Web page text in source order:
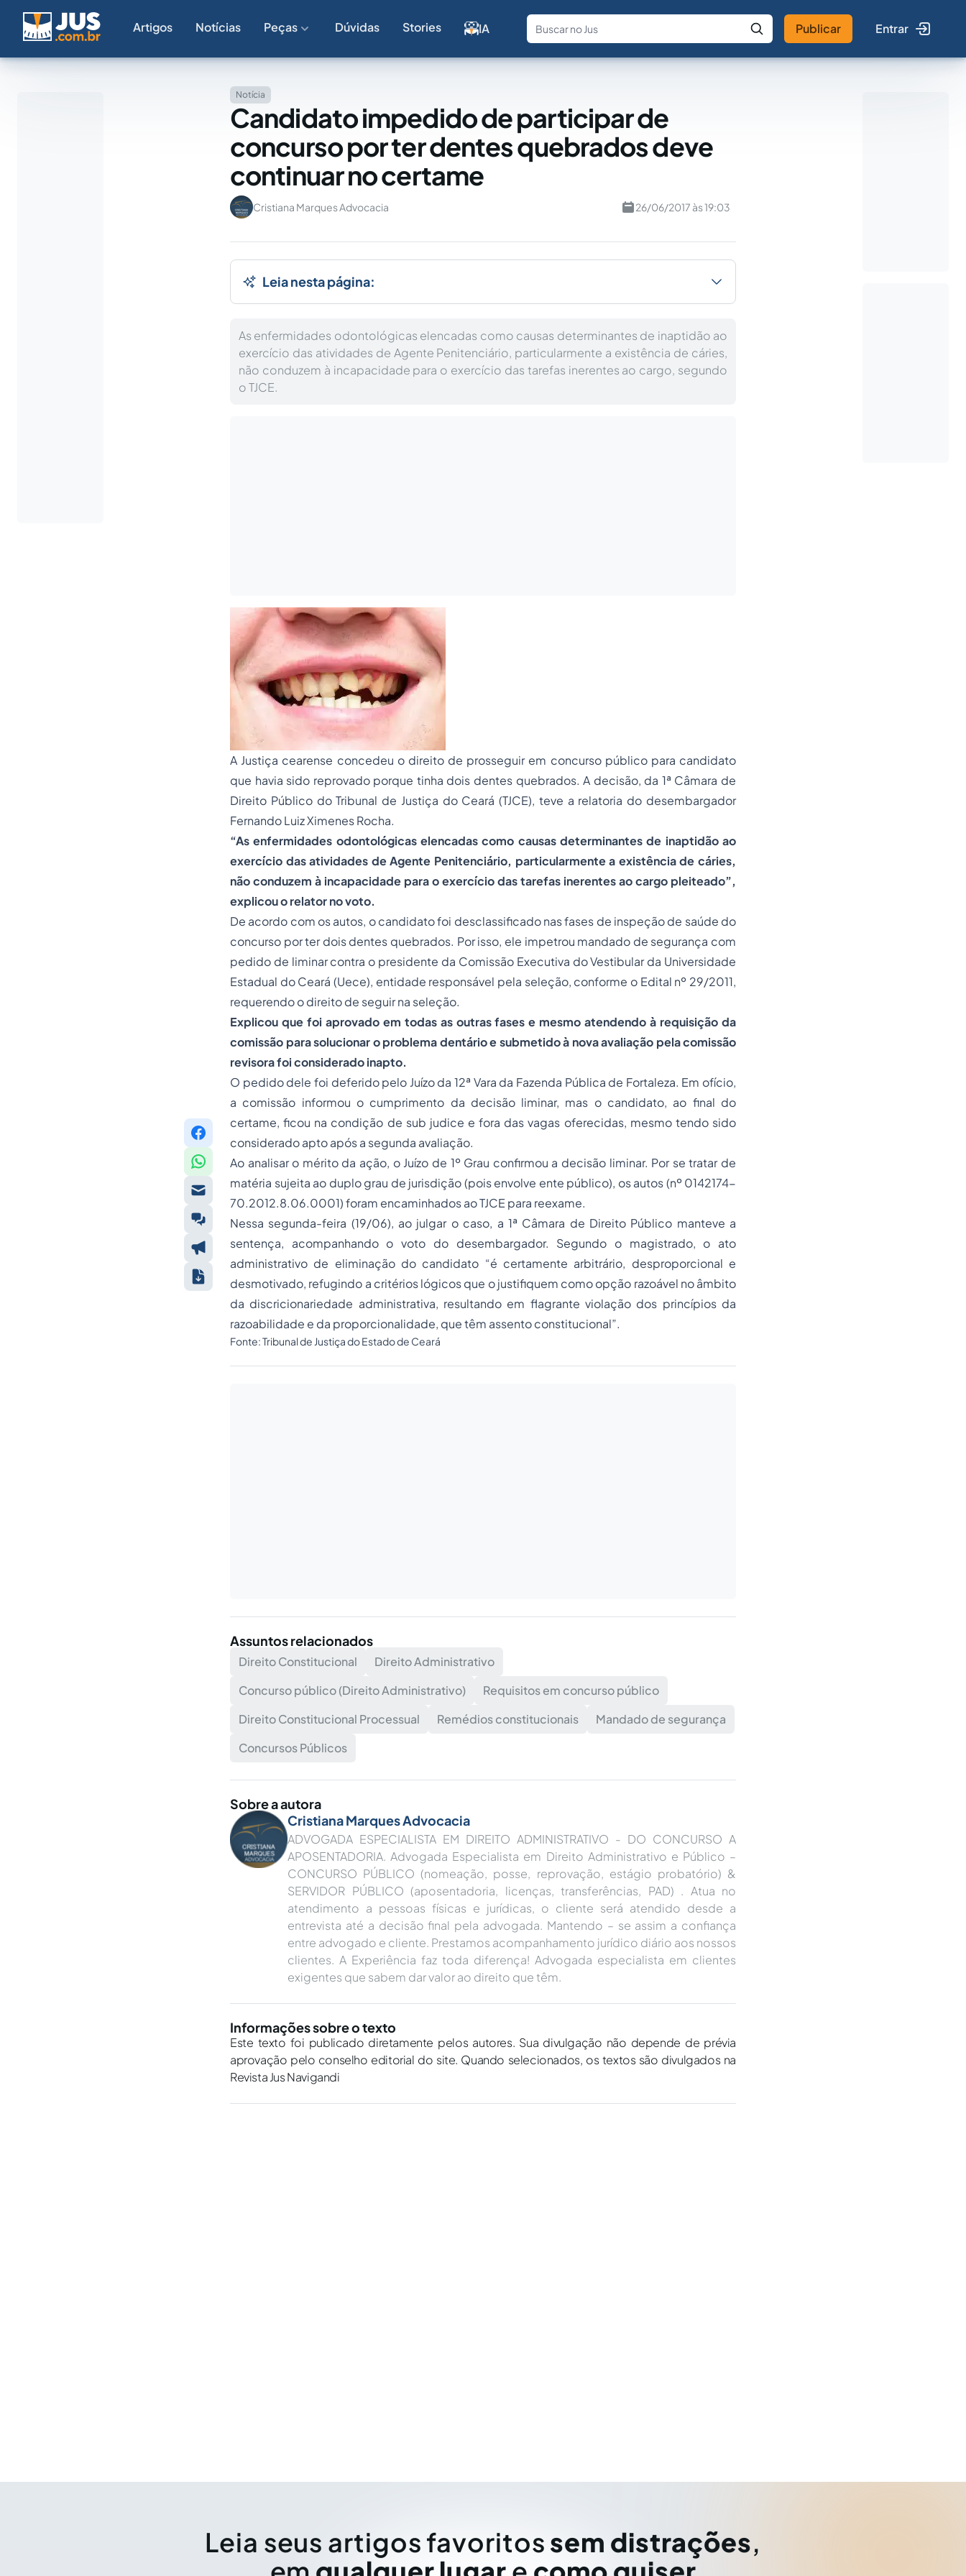
Artigos Notícias Peças Dúvidas Stories IA
Fale com a IA Buscar no Jus
Publicar Entrar
Notícia
Candidato impedido de participar de
concurso por ter dentes quebrados deve
continuar no certame
Cristiana Marques Advocacia 26/06/2017 às 19:03
Leia nesta página:
As enfermidades odontológicas elencadas como causas determinantes de inaptidão ao
exercício das atividades de Agente Penitenciário, particularmente a existência de cáries,
não conduzem à incapacidade para o exercício das tarefas inerentes ao cargo, segundo
o TJCE.
A Justiça cearense concedeu o direito de prosseguir em concurso público para candidato
que havia sido reprovado porque tinha dois dentes quebrados. A decisão, da 1ª Câmara de
Direito Público do Tribunal de Justiça do Ceará (TJCE), teve a relatoria do desembargador
Fernando Luiz Ximenes Rocha.
“As enfermidades odontológicas elencadas como causas determinantes de inaptidão ao
exercício das atividades de Agente Penitenciário, particularmente a existência de cáries,
não conduzem à incapacidade para o exercício das tarefas inerentes ao cargo pleiteado”,
explicou o relator no voto.
De acordo com os autos, o candidato foi desclassificado nas fases de inspeção de saúde do
concurso por ter dois dentes quebrados. Por isso, ele impetrou mandado de segurança com
pedido de liminar contra o presidente da Comissão Executiva do Vestibular da Universidade
Estadual do Ceará (Uece), entidade responsável pela seleção, conforme o Edital nº 29/2011,
requerendo o direito de seguir na seleção.
Explicou que foi aprovado em todas as outras fases e mesmo atendendo à requisição da
comissão para solucionar o problema dentário e submetido à nova avaliação pela comissão
revisora foi considerado inapto.
O pedido dele foi deferido pelo Juízo da 12ª Vara da Fazenda Pública de Fortaleza. Em ofício,
a comissão informou o cumprimento da decisão liminar, mas o candidato, ao final do
certame, ficou na condição de sub judice e fora das vagas oferecidas, mesmo tendo sido
considerado apto após a segunda avaliação.
Ao analisar o mérito da ação, o Juízo de 1º Grau confirmou a decisão liminar. Por se tratar de
matéria sujeita ao duplo grau de jurisdição (pois envolve ente público), os autos (nº 0142174-
70.2012.8.06.0001) foram encaminhados ao TJCE para reexame.
Nessa segunda-feira (19/06), ao julgar o caso, a 1ª Câmara de Direito Público manteve a
sentença, acompanhando o voto do desembargador. Segundo o magistrado, o ato
administrativo de eliminação do candidato “é certamente arbitrário, desproporcional e
desmotivado, refugindo a critérios lógicos que o justifiquem como opção razoável no âmbito
da discricionariedade administrativa, resultando em flagrante violação dos princípios da
razoabilidade e da proporcionalidade, que têm assento constitucional”.
Fonte:Tribunal de Justiça do Estado de Ceará
Assuntos relacionados
Direito Constitucional
Direito Administrativo
Concurso público (Direito Administrativo)
Requisitos em concurso público
Direito Constitucional Processual
Remédios constitucionais
Mandado de segurança
Concursos Públicos
Sobre a autora
Cristiana Marques Advocacia
ADVOGADA ESPECIALISTA EM DIREITO ADMINISTRATIVO - DO CONCURSO A
APOSENTADORIA. Advogada Especialista em Direito Administrativo e Público –
CONCURSO PÚBLICO (nomeação, posse, reprovação, estágio probatório) &
SERVIDOR PÚBLICO (aposentadoria, licenças, transferências, PAD) . Atua no
atendimento a pessoas físicas e jurídicas, o cliente será atendido desde a
entrevista até a decisão final pela advogada. Mantendo – se assim a confiança
entre advogado e cliente. Prestamos acompanhamento jurídico diário aos nossos
clientes. A Experiência faz toda diferença! Advogada especialista em clientes
exigentes que sabem dar valor ao direito que têm.
Informações sobre o texto
Este texto foi publicado diretamente pelos autores. Sua divulgação não depende de prévia
aprovação pelo conselho editorial do site. Quando selecionados, os textos são divulgados na
Revista Jus Navigandi
Leia seus artigos favoritos sem distrações,